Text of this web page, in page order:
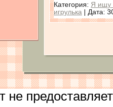
Категория: Я ищу
игрулька | Дата:
предоставляет